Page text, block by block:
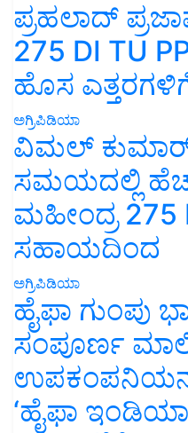
ಪ್ರಹಲಾದ್
275 DI TU
ಹೊಸ
ಅಗ್ರಿಪಿಡಿಯಾ
ವಿಮಲ್
ಸಮಯದಲ್ಲಿ
ಮಹೀಂದ್ರ 275
ಸಹಾಯದಿಂದ
ಅಗ್ರಿಪಿಡಿಯಾ
ಹೈಫಾ ಗುಂಪು
ಸಂಪೂರ್ಣ
‘ಹೈಫಾ